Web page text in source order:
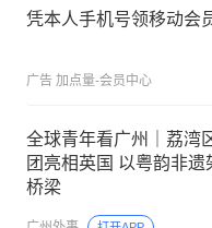
凭本人手机号领移动会
广告 加点量-会员中心
全球青年看广州｜荔湾
团亮相英国 以粤韵非
桥梁